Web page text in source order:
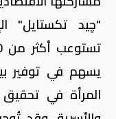
"چيد تكستايل"
يسهم في توفير
المرأة في تحقيق